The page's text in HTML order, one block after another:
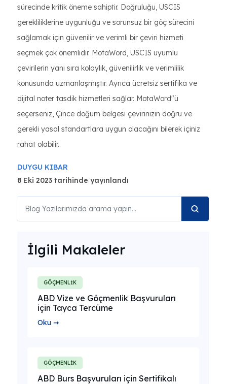
sürecinde kritik öneme sahiptir. Doğruluğu, USCIS
gerekliliklerine uygunluğu ve sorunsuz bir göç sürecini
sağlamak için güvenilir ve verimli bir çeviri hizmeti
seçmek çok önemlidir. MotaWord, USCIS uyumlu
çevirilerin yanı sıra kolaylık, güvenilirlik ve verimlilik
konusunda uzmanlaşmıştır. Ayrıca ücretsiz sertifika ve
dijital noter tasdik hizmetleri sağlar. MotaWord"ü
seçerseniz, Çince doğum belgesi çevirinizin doğru ve
gerekli yasal standartlara uygun olacağını bilerek içiniz
rahat olabilir..
DUYGU KIBAR
8 Eki 2023 tarihinde yayınlandı
İlgili Makaleler
GÖÇMENLİK
ABD Vize ve Göçmenlik Başvuruları
için Tayca Tercüme
Oku ➞
GÖÇMENLİK
ABD Burs Başvuruları için Sertifikalı